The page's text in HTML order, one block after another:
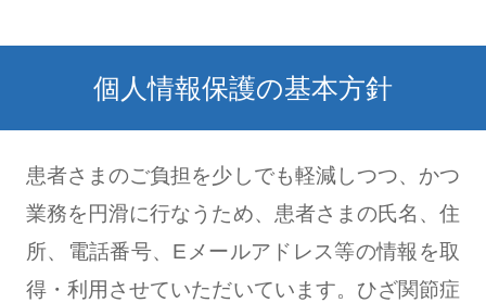
個人情報保護の基本方針
患者さまのご負担を少しでも軽減しつつ、かつ
業務を円滑に行なうため、患者さまの氏名、住
所、電話番号、Eメールアドレス等の情報を取
得・利用させていただいています。ひざ関節症